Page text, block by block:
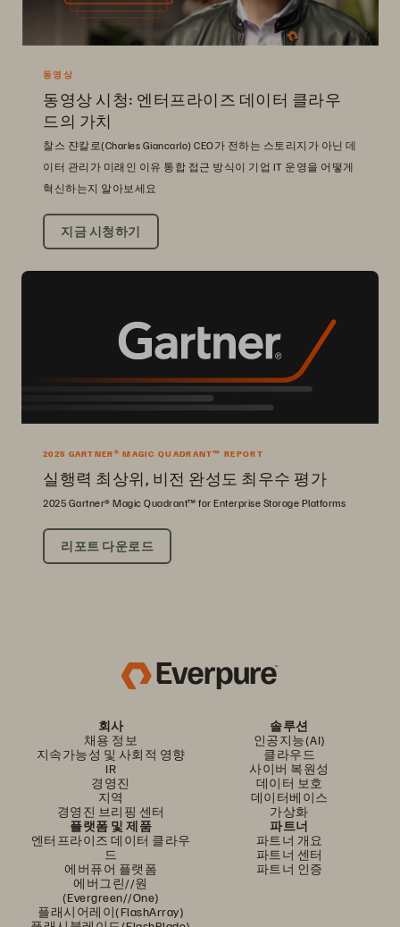
동영상
동영상 시청: 엔터프라이즈 데이터 클라우
드의 가치
찰스 쟌칼로(Charles Giancarlo) CEO가 전하는 스토리지가 아닌 데
이터 관리가 미래인 이유 통합 접근 방식이 기업 IT 운영을 어떻게
혁신하는지 알아보세요
지금 시청하기
2025 GARTNER® MAGIC QUADRANT™ REPORT
실행력 최상위, 비전 완성도 최우수 평가
2025 Gartner® Magic Quadrant™ for Enterprise Storage Platforms
리포트 다운로드
회사
채용 정보
지속가능성 및 사회적 영향
IR
경영진
지역
경영진 브리핑 센터
솔루션
인공지능(AI)
클라우드
사이버 복원성
데이터 보호
데이터베이스
가상화
플랫폼 및 제품
엔터프라이즈 데이터 클라우
드
에버퓨어 플랫폼
에버그린//원
(Evergreen//One)
플래시어레이(FlashArray)
파트너
파트너 개요
파트너 센터
파트너 인증